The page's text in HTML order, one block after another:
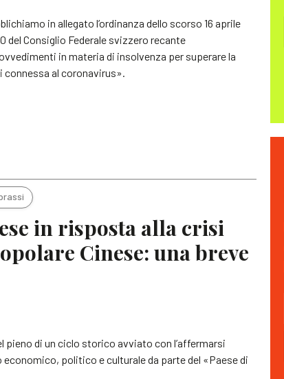
in allegato l’ordinanza dello scorso 16 aprile
del Consiglio Federale svizzero recante
in materia di insolvenza per superare la
connessa al coronavirus».
in risposta alla crisi
Cinese: una breve
pieno di un ciclo storico avviato con l’affermarsi
politico e culturale da parte del «Paese di